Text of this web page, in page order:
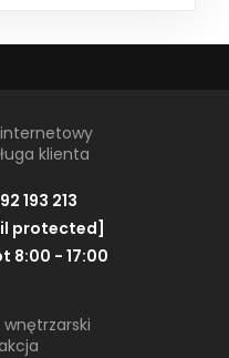
klienta
193 213
protected]
8:00 - 17:00